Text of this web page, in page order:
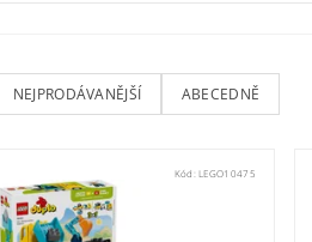
NEJPRODÁVANĚJŠÍ ABECEDNĚ
Kód:LEGO10475